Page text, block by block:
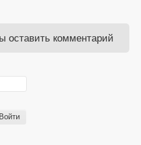
оставить комментарий
Войти